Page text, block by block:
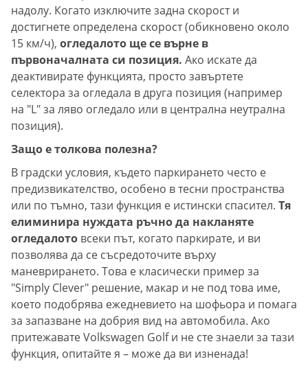
надолу. Когато изключите задна скорост и
достигнете определена скорост (обикновено около
15 км/ч), огледалото ще се върне в
първоначалната си позиция. Ако искате да
деактивирате функцията, просто завъртете
селектора за огледала в друга позиция (например
на "L" за ляво огледало или в централна неутрална
позиция).
Защо е толкова полезна?
В градски условия, където паркирането често е
предизвикателство, особено в тесни пространства
или по тъмно, тази функция е истински спасител. Тя
елиминира нуждата ръчно да накланяте
огледалото всеки път, когато паркирате, и ви
позволява да се съсредоточите върху
маневрирането. Това е класически пример за
"Simply Clever" решение, макар и не под това име,
което подобрява ежедневието на шофьора и помага
за запазване на добрия вид на автомобила. Ако
притежавате Volkswagen Golf и не сте знаели за тази
функция, опитайте я – може да ви изненада!